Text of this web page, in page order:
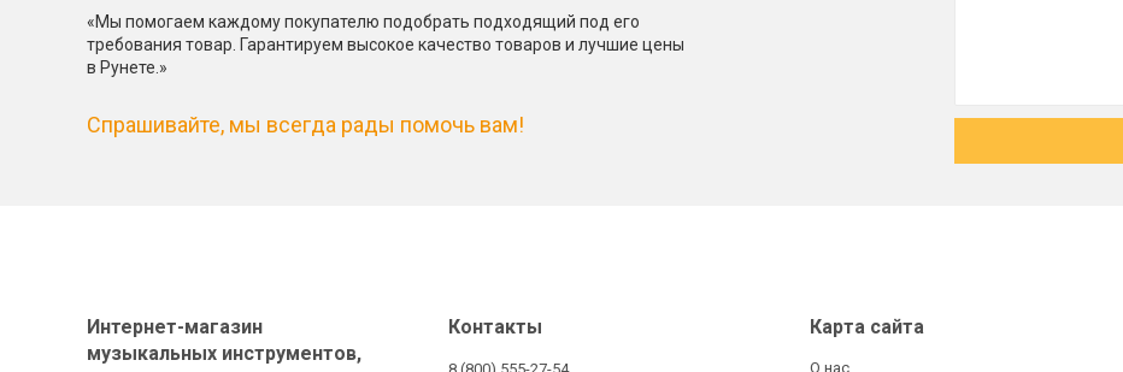
«Мы помогаем каждому покупателю подобрать подходящий под его
требования товар. Гарантируем высокое качество товаров и лучшие цены
в Рунете.»
Спрашивайте, мы всегда рады помочь вам!
Интернет-магазин
музыкальных инструментов,
Контакты Карта сайта
О нас